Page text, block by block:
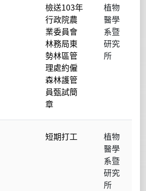
檢送103年
行政院農
業委員會
林務局東
勢林區管
理處約僱
森林護管
員甄試簡
章
植物
醫學
系暨
研究
所
短期打工
植物
醫學
系暨
研究
所